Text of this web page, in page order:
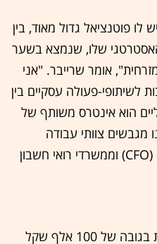
פוטנציאל גדול מאוד, בין
שלו, שנמצא בשער
אומר שרייבר. "אני
לשיתופי-פעולה עסקיים בין
הוא אינטרס משותף של
מגבשים צוותי עבודה
שיכללו בכירים מהעולם העסקי (CFO) וממשרדי רואי חשבון
בנק מזרחי טפחות העניק חסות בגובה של 100 אלף שקל